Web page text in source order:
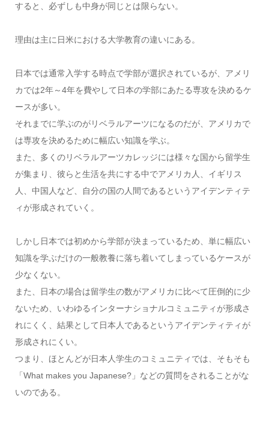
すると、必ずしも中身が同じとは限らない。
理由は主に日米における大学教育の違いにある。
日本では通常入学する時点で学部が選択されているが、アメリ
カでは2年～4年を費やして日本の学部にあたる専攻を決めるケ
ースが多い。
それまでに学ぶのがリベラルアーツになるのだが、アメリカで
は専攻を決めるために幅広い知識を学ぶ。
また、多くのリベラルアーツカレッジには様々な国から留学生
が集まり、彼らと生活を共にする中でアメリカ人、イギリス
人、中国人など、自分の国の人間であるというアイデンティテ
ィが形成されていく。
しかし日本では初めから学部が決まっているため、単に幅広い
知識を学ぶだけの一般教養に落ち着いてしまっているケースが
少なくない。
また、日本の場合は留学生の数がアメリカに比べて圧倒的に少
ないため、いわゆるインターナショナルコミュニティが形成さ
れにくく、結果として日本人であるというアイデンティティが
形成されにくい。
つまり、ほとんどが日本人学生のコミュニティでは、そもそも
「What makes you Japanese?」などの質問をされることがな
いのである。